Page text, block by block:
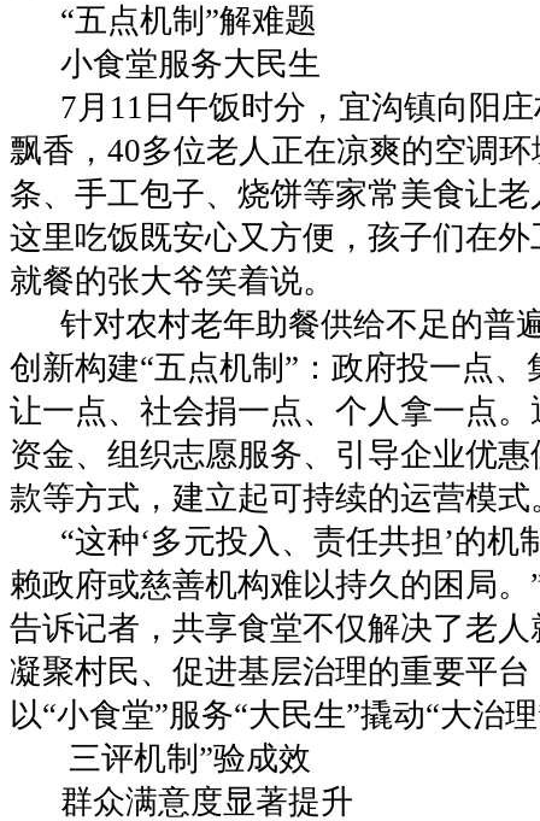
“五点机制”解难题
小食堂服务大民生
7月11日午饭时分，宜沟镇向阳庄
飘香，40多位老人正在凉爽的空调
条、手工包子、烧饼等家常美食让
这里吃饭既安心又方便，孩子们在
就餐的张大爷笑着说。
针对农村老年助餐供给不足的普
创新构建“五点机制”：政府投一点
让一点、社会捐一点、个人拿一点
资金、组织志愿服务、引导企业优
款等方式，建立起可持续的运营模式
“这种‘多元投入、责任共担’的机
赖政府或慈善机构难以持久的困局
告诉记者，共享食堂不仅解决了老
凝聚村民、促进基层治理的重要平
以“小食堂”服务“大民生”撬动“大治
三评机制”验成效
群众满意度显著提升